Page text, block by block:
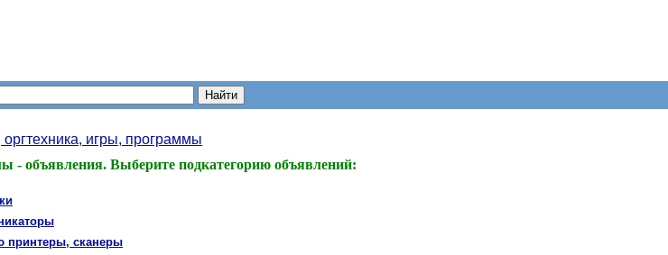
игры, программы
- объявления. Выберите подкатегорию объявлений:
принтеры, сканеры